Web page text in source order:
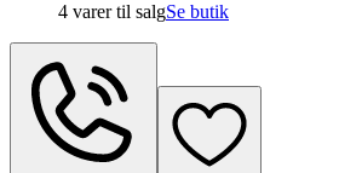
4 varertil salgSe butik